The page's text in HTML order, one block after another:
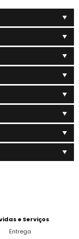
e Serviços
Entrega